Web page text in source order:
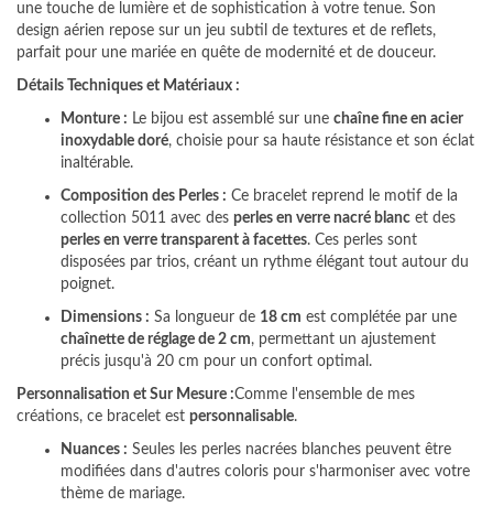
une touche de lumière et de sophistication à votre tenue. Son
design aérien repose sur un jeu subtil de textures et de reflets,
parfait pour une mariée en quête de modernité et de douceur.
Détails Techniques et Matériaux :
Monture : Le bijou est assemblé sur une chaîne fine en acier
inoxydable doré, choisie pour sa haute résistance et son éclat
inaltérable.
Composition des Perles : Ce bracelet reprend le motif de la
collection 5011 avec des perles en verre nacré blanc et des
perles en verre transparent à facettes. Ces perles sont
disposées par trios, créant un rythme élégant tout autour du
poignet.
Dimensions : Sa longueur de 18 cm est complétée par une
chaînette de réglage de 2 cm, permettant un ajustement
précis jusqu'à 20 cm pour un confort optimal.
Personnalisation et Sur Mesure :Comme l'ensemble de mes
créations, ce bracelet est personnalisable.
Nuances : Seules les perles nacrées blanches peuvent être
modifiées dans d'autres coloris pour s'harmoniser avec votre
thème de mariage.